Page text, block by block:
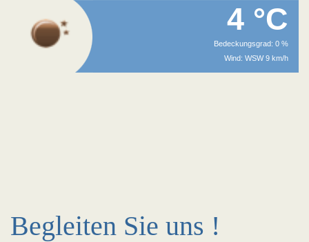
4 °C
Bedeckungsgrad: 0 %
Wind: WSW 9 km/h
Begleiten Sie uns !